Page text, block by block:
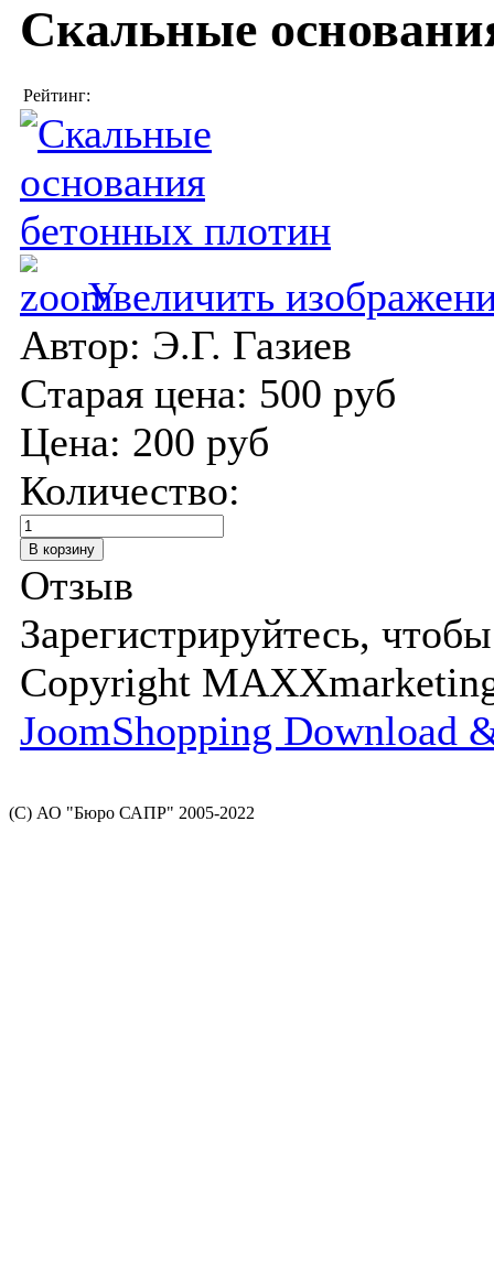
Скальные
Рейтинг:
Увеличить
Автор: Э.Г. Газиев
Старая цена: 500 руб
Цена: 200 руб
Количество:
Отзыв
Зарегистрируйтесь,
Copyright
JoomShopping Download
(С) АО "Бюро САПР" 2005-2022